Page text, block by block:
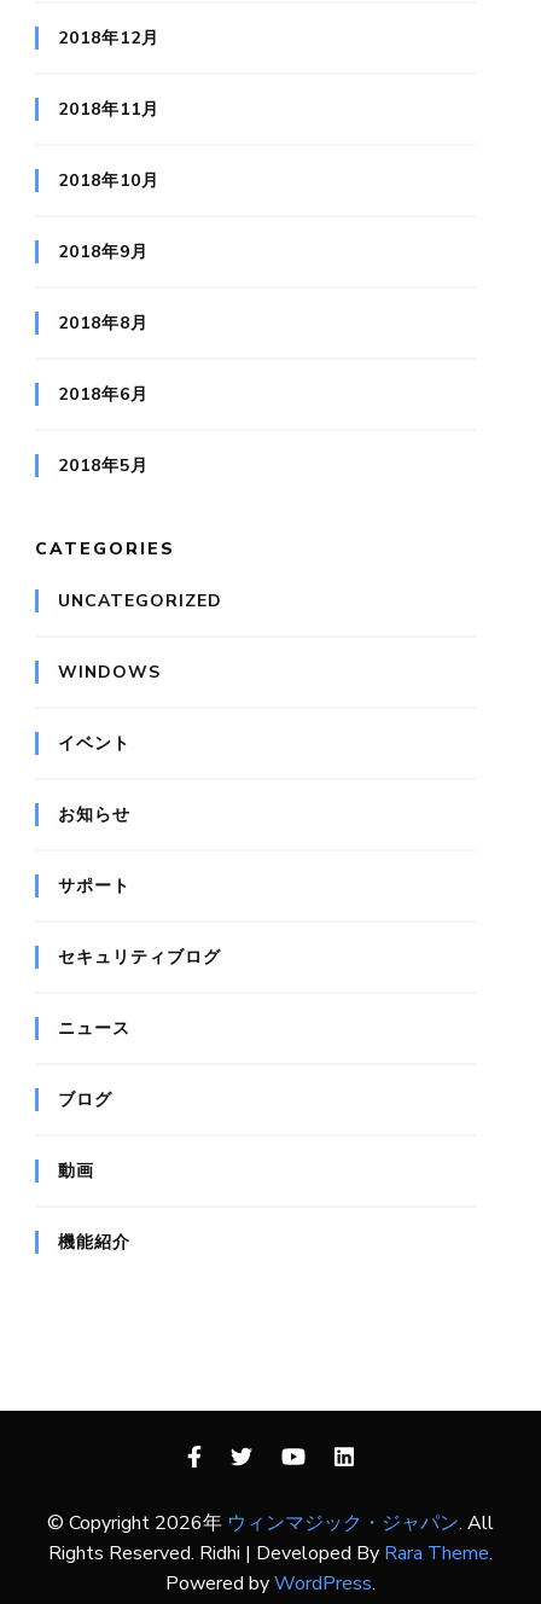
2018年12月
2018年11月
2018年10月
2018年9月
2018年8月
2018年6月
2018年5月
CATEGORIES
UNCATEGORIZED
WINDOWS
イベント
お知らせ
サポート
セキュリティブログ
ニュース
ブログ
動画
機能紹介
© Copyright 2026年 ウィンマジック・ジャパン. All
Rights Reserved. Ridhi | Developed By Rara Theme.
Powered byWordPress.